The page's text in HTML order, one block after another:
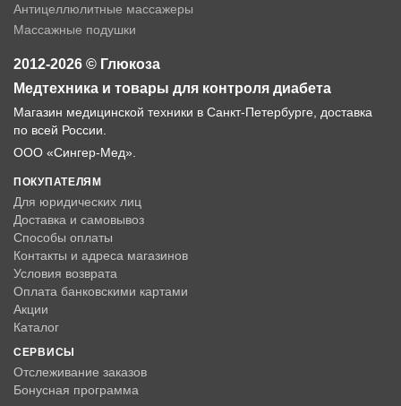
Антицеллюлитные массажеры
Массажные подушки
2012-2026 © Глюкоза
Медтехника и товары для контроля диабета
Магазин медицинской техники в Санкт-Петербурге, доставка
по всей России.
ООО «Сингер-Мед».
ПОКУПАТЕЛЯМ
Для юридических лиц
Доставка и самовывоз
Способы оплаты
Контакты и адреса магазинов
Условия возврата
Оплата банковскими картами
Акции
Каталог
СЕРВИСЫ
Отслеживание заказов
Бонусная программа